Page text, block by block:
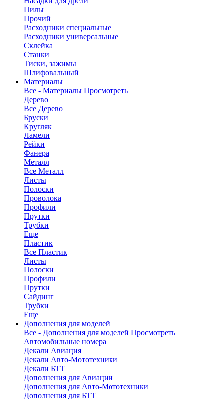
Пилы
Прочий
Расходники специальные
Расходники универсальные
Склейка
Станки
Тиски, зажимы
Шлифовальный
Материалы
Все - Материалы Просмотреть
Дерево
Все Дерево
Бруски
Кругляк
Ламели
Рейки
Фанера
Металл
Все Металл
Листы
Полоски
Проволока
Профили
Прутки
Трубки
Еще
Пластик
Все Пластик
Листы
Полоски
Профили
Прутки
Сайдинг
Трубки
Еще
Дополнения для моделей
Все - Дополнения для моделей Просмотреть
Автомобильные номера
Декали Авиация
Декали Авто-Мототехники
Декали БТТ
Дополнения для Авиации
Дополнения для Авто-Мототехники
Дополнения для БТТ